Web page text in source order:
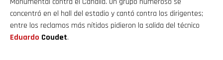
concentró en el hall del estadio y cantó contra los dirigentes;
entre los reclamos más nítidos pidieron la salida del técnico
Eduardo Coudet.